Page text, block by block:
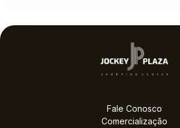
melhores no voto
Fale Conosco
Comercialização